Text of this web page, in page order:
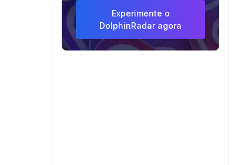
Experimente o
DolphinRadar agora